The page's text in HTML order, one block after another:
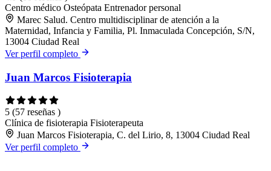
Centro médico Osteópata Entrenador personal
Marec Salud. Centro multidisciplinar de atención a la
Maternidad, Infancia y Familia, Pl. Inmaculada Concepción, S/N,
13004 Ciudad Real
Ver perfil completo
Juan Marcos Fisioterapia
5 (57 reseñas )
Clínica de fisioterapia Fisioterapeuta
Juan Marcos Fisioterapia, C. del Lirio, 8, 13004 Ciudad Real
Ver perfil completo